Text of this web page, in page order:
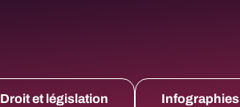
Droit et législation Infographies